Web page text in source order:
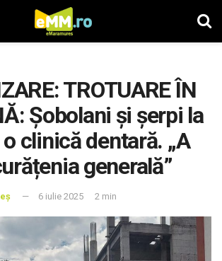
TROTUARE ÎN
Șobolani și șerpi la
clinică dentară. „A
generală”
6 iulie 2025 2 min